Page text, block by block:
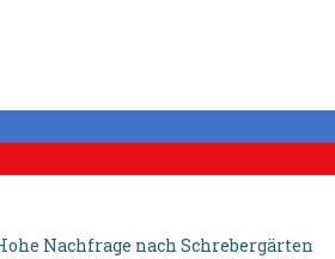
Nachfrage nach Schrebergärten